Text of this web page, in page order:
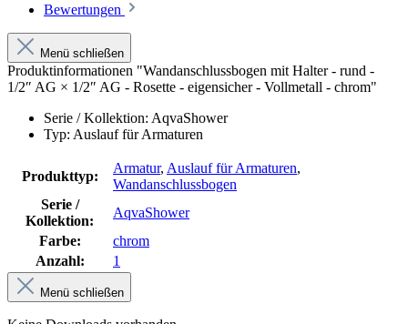
Bewertungen
Menü schließen
Produktinformationen "Wandanschlussbogen mit Halter - rund -
1/2″ AG × 1/2″ AG - Rosette - eigensicher - Vollmetall - chrom"
Serie / Kollektion: AqvaShower
Typ: Auslauf für Armaturen
Produkttyp:
Armatur, Auslauf für Armaturen,
Wandanschlussbogen
Serie /
Kollektion:
AqvaShower
Farbe:
chrom
Anzahl:
1
Menü schließen